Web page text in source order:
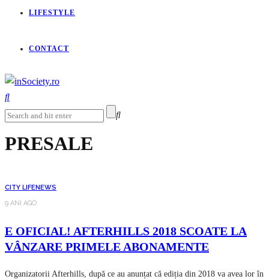
LIFESTYLE
CONTACT
PRESALE
CITY LIFENEWS
9 ANI AGO
E OFICIAL! AFTERHILLS 2018 SCOATE LA
VÂNZARE PRIMELE ABONAMENTE
Organizatorii Afterhills, după ce au anunțat că ediția din 2018 va avea lor în